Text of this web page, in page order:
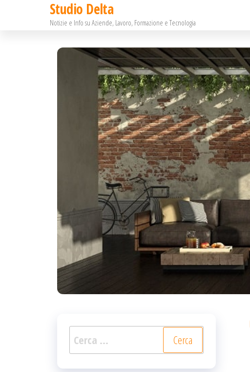
Studio Delta
Notizie e Info su Aziende, Lavoro, Formazione e Tecnologia
Ricerca
per: